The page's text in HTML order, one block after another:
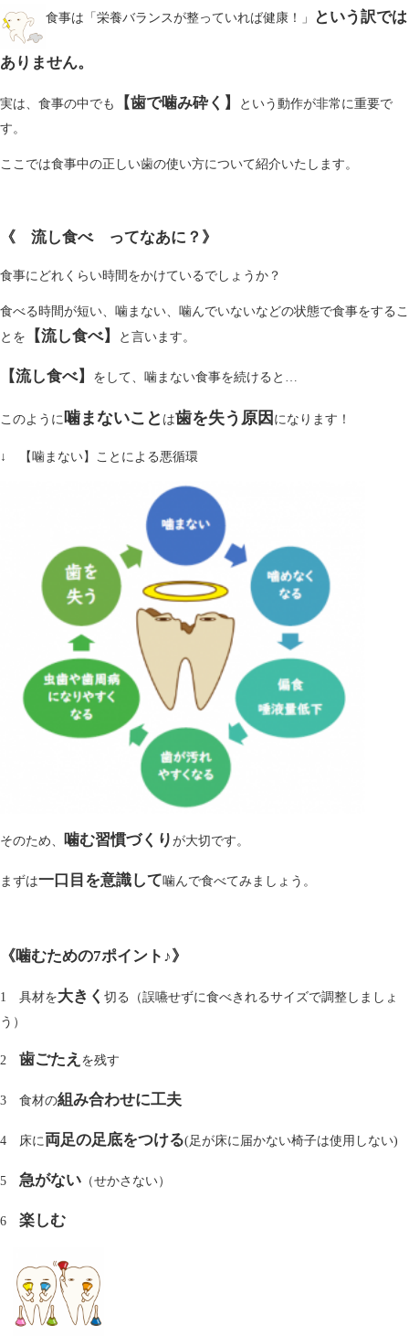
食事は「栄養バランスが整っていれば健康！」 という訳では
ありません。
実は、食事の中でも 【歯で噛み砕く】
という動作が非常に重要で
す。
ここでは食事中の正しい歯の使い方について紹介いたします。
《 流し食べ ってなあに？》
食事にどれくらい時間をかけているでしょうか？
食べる時間が短い、噛まない、噛んでいないなどの状態で食事をするこ
とを
【流し食べ】 と言います。
【流し食べ】 をし て、噛まない食事を続けると…
このように噛まないこと は歯を失う原因 になります！
↓ 【噛まない】ことによる悪循環
そのため、 噛む習慣づくり が大切です。
まずは一口目を意識して噛んで食べてみましょう。
《噛むための7ポイント♪》
1 具材を大きく 切る（誤嚥せずに食べきれるサイズで調整しましょ
う）
2 歯ごたえ を残す
3 食材の組み合わせに工夫
4 床に両足の足底をつける(足が床に届かない椅子は使用しない)
5 急がない （せかさない）
6 楽しむ